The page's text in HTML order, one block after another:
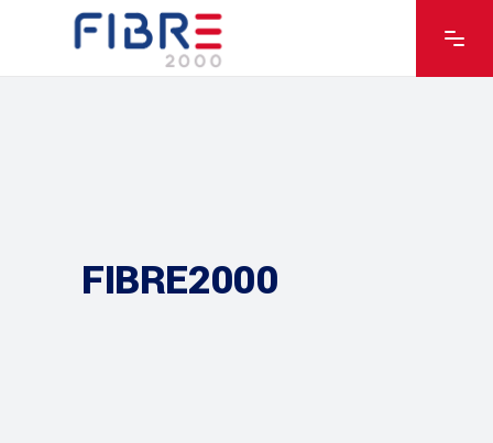
FIBRE2000